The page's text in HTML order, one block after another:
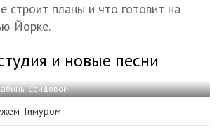
строит планы и что готовит на
Йорке.
и новые песни
Саидовой
Тимуром